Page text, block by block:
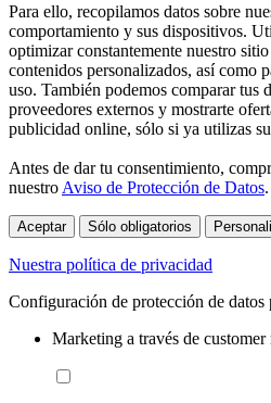
Para ello, recopilamos datos sobre
comportamiento y sus dispositivos.
optimizar constantemente nuestro
contenidos personalizados, así como
uso. También podemos comparar tus
proveedores externos y mostrarte
publicidad online, sólo si ya utilizas
Antes de dar tu consentimiento,
nuestro Aviso de Protección de Datos.
Aceptar Sólo obligatorios
Nuestra política de privacidad
Configuración de protección de datos
Marketing a través de customer